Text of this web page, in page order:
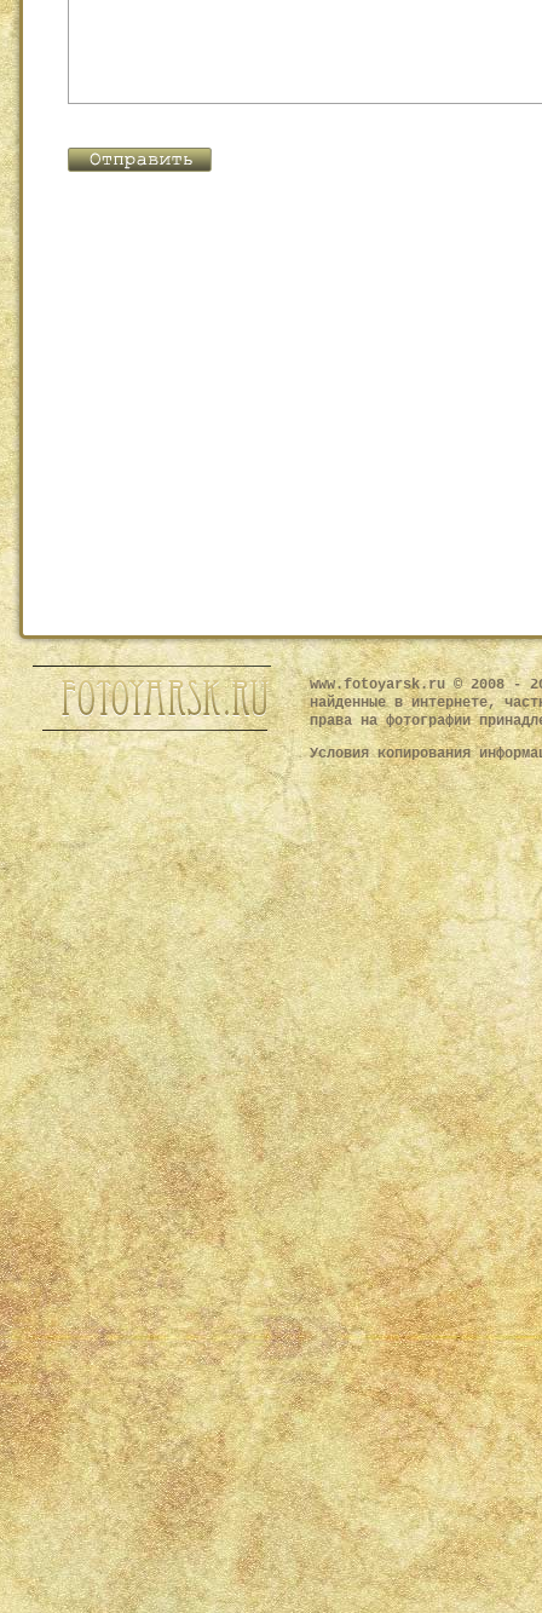
www.fotoyarsk.ru © 2008 -
найденные в интернете,
права на фотографии
Условия копирования